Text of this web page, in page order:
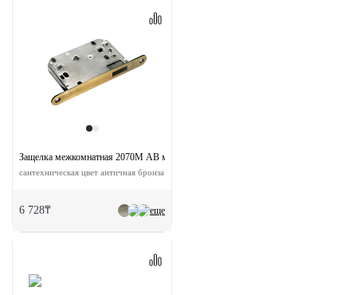
еще
Защелка межкомнатная 2070M AB магнитная с ответной планкой
сантехническая цвет античная бронза
6 728₸